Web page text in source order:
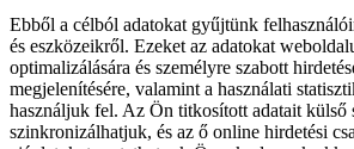
Ebből a célból adatokat gyűjtünk
és eszközeikről. Ezeket az adatokat
optimalizálására és személyre szabott
megjelenítésére, valamint a használati
használjuk fel. Az Ön titkosított adatait külső
szinkronizálhatjuk, és az ő online hirdetési